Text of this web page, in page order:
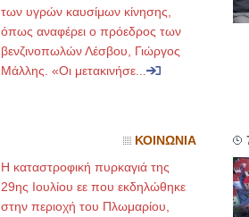
των υγρών καυσίμων κίνησης,
όπως αναφέρει ο πρόεδρος των
βενζινοπωλών Λέσβου, Γιώργος
Μάλλης. «Οι μετακινήσε...
ΚΟΙΝΩΝΙΑ
Η καταστροφική πυρκαγιά της
29ης Ιουλίου εε που εκδηλώθηκε
στην περιοχή του Πλωμαρίου,